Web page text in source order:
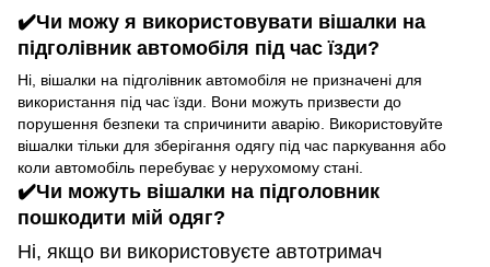
✔️Чи можу я використовувати вішалки на
підголівник автомобіля під час їзди?
Ні, вішалки на підголівник автомобіля не призначені для
використання під час їзди. Вони можуть призвести до
порушення безпеки та спричинити аварію. Використовуйте
вішалки тільки для зберігання одягу під час паркування або
коли автомобіль перебуває у нерухомому стані.
✔️Чи можуть вішалки на підголовник
пошкодити мій одяг?
Ні, якщо ви використовуєте автотримач